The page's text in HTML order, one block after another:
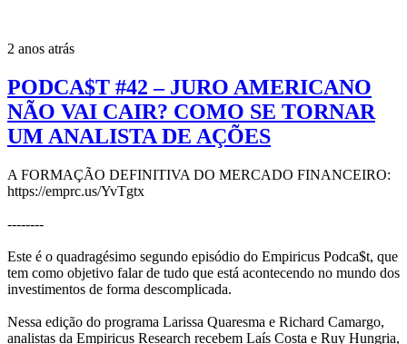
2 anos atrás
PODCA$T #42 – JURO AMERICANO
NÃO VAI CAIR? COMO SE TORNAR
UM ANALISTA DE AÇÕES
A FORMAÇÃO DEFINITIVA DO MERCADO FINANCEIRO:
https://emprc.us/YvTgtx
--------
Este é o quadragésimo segundo episódio do Empiricus Podca$t, que
tem como objetivo falar de tudo que está acontecendo no mundo dos
investimentos de forma descomplicada.
Nessa edição do programa Larissa Quaresma e Richard Camargo,
analistas da Empiricus Research recebem Laís Costa e Ruy Hungria,